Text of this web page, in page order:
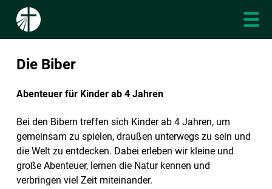
Die Biber
Abenteuer für Kinder ab 4 Jahren
Bei den Bibern treffen sich Kinder ab 4 Jahren, um
gemeinsam zu spielen, draußen unterwegs zu sein und
die Welt zu entdecken. Dabei erleben wir kleine und
große Abenteuer, lernen die Natur kennen und
verbringen viel Zeit miteinander.